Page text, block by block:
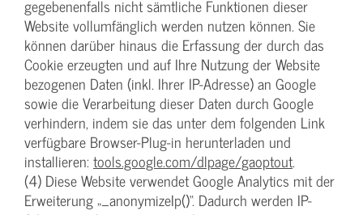
gegebenenfalls nicht sämtliche Funktionen dieser
Website vollumfänglich werden nutzen können. Sie
können darüber hinaus die Erfassung der durch das
Cookie erzeugten und auf Ihre Nutzung der Website
bezogenen Daten (inkl. Ihrer IP-Adresse) an Google
sowie die Verarbeitung dieser Daten durch Google
verhindern, indem sie das unter dem folgenden Link
verfügbare Browser-Plug-in herunterladen und
installieren: tools.google.com/dlpage/gaoptout.
(4) Diese Website verwendet Google Analytics mit der
Erweiterung „_anonymizeIp()“. Dadurch werden IP-